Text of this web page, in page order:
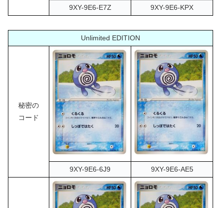
9XY-9E6-E7Z 9XY-9E6-KPX
Unlimited EDITION
秘密の
コード
9XY-9E6-6J9 9XY-9E6-AE5